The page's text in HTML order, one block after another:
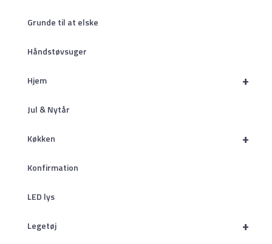
Grunde til at elske
Håndstøvsuger
+
Hjem
Jul & Nytår
+
Køkken
Konfirmation
LED lys
+
Legetøj